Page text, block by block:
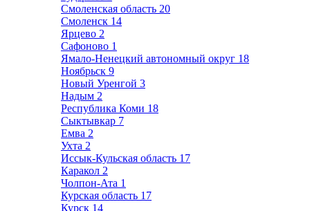
Смоленская область 20
Смоленск 14
Ярцево 2
Сафоново 1
Ямало-Ненецкий автономный округ 18
Ноябрьск 9
Новый Уренгой 3
Надым 2
Республика Коми 18
Сыктывкар 7
Емва 2
Ухта 2
Иссык-Кульская область 17
Каракол 2
Чолпон-Ата 1
Курская область 17
Курск 14